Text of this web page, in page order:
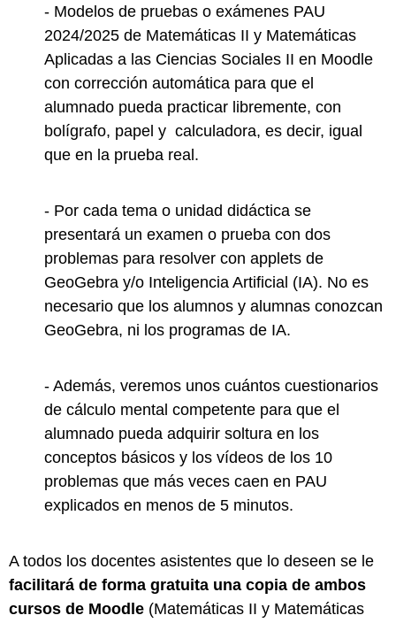
- Modelos de pruebas o exámenes PAU
2024/2025 de Matemáticas II y Matemáticas
Aplicadas a las Ciencias Sociales II en Moodle
con corrección automática para que el
alumnado pueda practicar libremente, con
bolígrafo, papel y calculadora, es decir, igual
que en la prueba real.
- Por cada tema o unidad didáctica se
presentará un examen o prueba con dos
problemas para resolver con applets de
GeoGebra y/o Inteligencia Artificial (IA). No es
necesario que los alumnos y alumnas conozcan
GeoGebra, ni los programas de IA.
- Además, veremos unos cuántos cuestionarios
de cálculo mental competente para que el
alumnado pueda adquirir soltura en los
conceptos básicos y los vídeos de los 10
problemas que más veces caen en PAU
explicados en menos de 5 minutos.
A todos los docentes asistentes que lo deseen se le
facilitará de forma gratuita una copia de ambos
cursos de Moodle (Matemáticas II y Matemáticas